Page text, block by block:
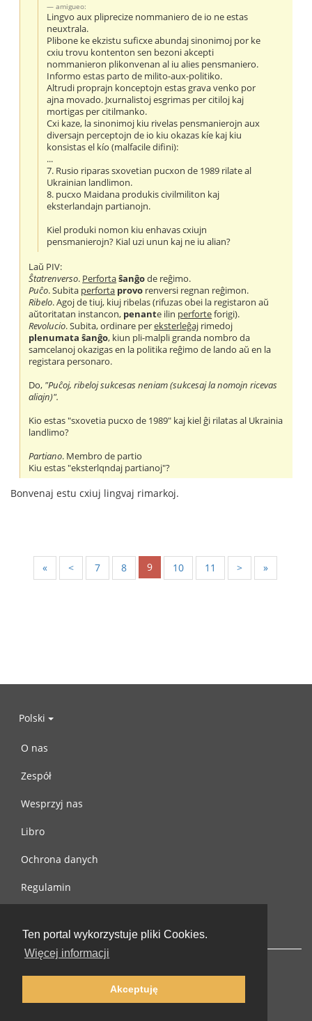
Ten portal wykorzystuje pliki Cookies.
Więcej informacji
Akceptuję
amigueo:
Lingvo aux pliprecize nommaniero de io ne estas
neuxtrala.
Plibone ke ekzistu suficxe abundaj sinonimoj por ke
cxiu trovu kontenton sen bezoni akcepti
nommanieron plikonvenan al iu alies pensmaniero.
Informo estas parto de milito-aux-politiko.
Altrudi proprajn konceptojn estas grava venko por
ajna movado. Jxurnalistoj esgrimas per citiloj kaj
mortigas per citilmanko.
Cxi kaze, la sinonimoj kiu rivelas pensmanierojn aux
diversajn perceptojn de io kiu okazas kíe kaj kiu
konsistas el kío (malfacile difini):
...
7. Rusio riparas sxovetian pucxon de 1989 rilate al
Ukrainian landlimon.
8. pucxo Maidana produkis civilmiliton kaj
eksterlandajn partianojn.
Kiel produki nomon kiu enhavas cxiujn
pensmanierojn? Kial uzi unun kaj ne iu alian?
Laŭ PIV:
Ŝtatrenverso. Perfortaŝanĝode reĝimo.
Puĉo. Subita perforta provo renversi regnan reĝimon.
Ribelo. Agoj de tiuj, kiuj ribelas (rifuzas obei la registaron aŭ
aŭtoritatan instancon, penante ilin perforteforigi).
Revolucio. Subita, ordinare pereksterleĝaj rimedoj
plenumata ŝanĝo, kiun pli-malpli granda nombro da
samcelanoj okazigas en la politika reĝimo de lando aŭ en la
registara personaro.
Do, "Puĉoj, ribeloj sukcesas neniam (sukcesaj la nomojn ricevas
aliajn)".
Kio estas "sxovetia pucxo de 1989" kaj kiel ĝi rilatas al Ukrainia
landlimo?
Partiano. Membro de partio
Kiu estas "eksterlqndaj partianoj"?
Bonvenaj estu cxiuj lingvaj rimarkoj.
« < 7 8 9 10 11 > »
Polski
O nas
Zespół
Wesprzyj nas
Libro
Ochrona danych
Regulamin
© 2002-2026 lernu.net |Impressum